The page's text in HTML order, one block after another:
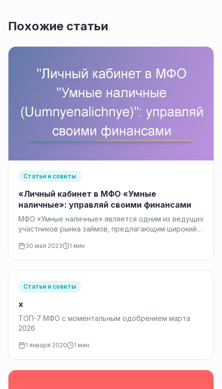
Похожие статьи
Статьи и советы
«Личный кабинет в МФО «Умные
наличные»: управляй своими финансами
МФО «Умные наличные» является одним из ведущих
участников рынка займов, предлагающим широкий
и…30 мая 2023 1 мин
Статьи и советы
x
ТОП-7 МФО с моментальным одобрением марта
2026
1 января 2020 1 мин